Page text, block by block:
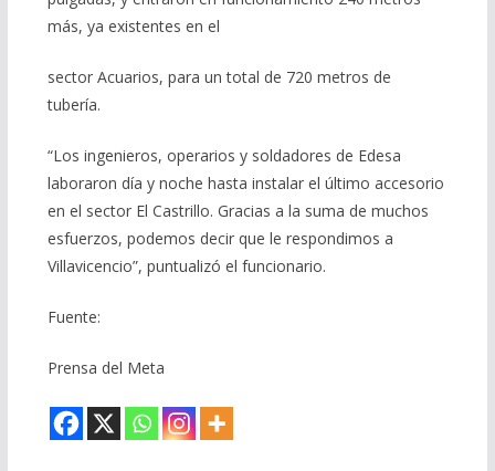
más, ya existentes en el
sector Acuarios, para un total de 720 metros de
tubería.
“Los ingenieros, operarios y soldadores de Edesa
laboraron día y noche hasta instalar el último accesorio
en el sector El Castrillo. Gracias a la suma de muchos
esfuerzos, podemos decir que le respondimos a
Villavicencio”, puntualizó el funcionario.
Fuente:
Prensa del Meta